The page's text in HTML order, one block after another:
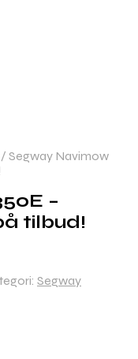
/ Segway Navimow
–
tilbud!
Segway